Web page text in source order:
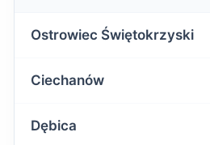
Ostrowiec Świętokrzyski
Ciechanów
Dębica